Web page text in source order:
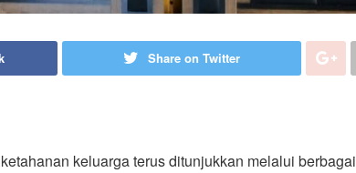
Share on Twitter
keluarga terus ditunjukkan melalui berbagai